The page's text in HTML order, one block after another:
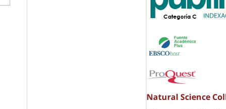
Natural Science